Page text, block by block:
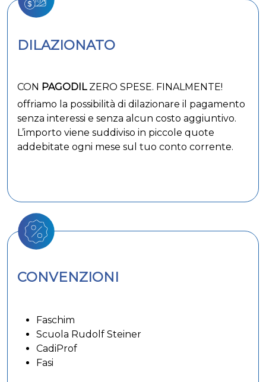
DILAZIONATO
CON PAGODILZERO SPESE. FINALMENTE!
offriamo la possibilità di dilazionare il pagamento
senza interessi e senza alcun costo aggiuntivo.
L’importo viene suddiviso in piccole quote
addebitate ogni mese sul tuo conto corrente.
CONVENZIONI
Faschim
Scuola Rudolf Steiner
CadiProf
Fasi